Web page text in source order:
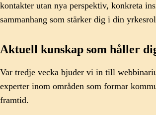
kontakter utan nya perspektiv, konkreta
sammanhang som stärker dig i din
Aktuell kunskap som håller
Var tredje vecka bjuder vi in till
experter inom områden som formar
framtid.